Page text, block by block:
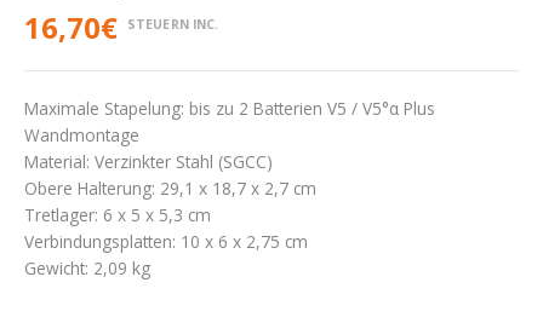
16,70€ STEUERN INC.
Maximale Stapelung: bis zu 2 Batterien V5 / V5°α Plus
Wandmontage
Material: Verzinkter Stahl (SGCC)
Obere Halterung: 29,1 x 18,7 x 2,7 cm
Tretlager: 6 x 5 x 5,3 cm
Verbindungsplatten: 10 x 6 x 2,75 cm
Gewicht: 2,09 kg